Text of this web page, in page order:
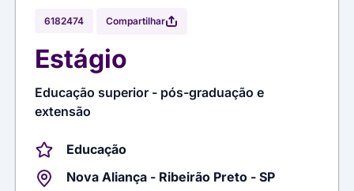
6182474 Compartilhar
Estágio
Educação superior - pós-graduação e
extensão
Educação
Nova Aliança - Ribeirão Preto - SP